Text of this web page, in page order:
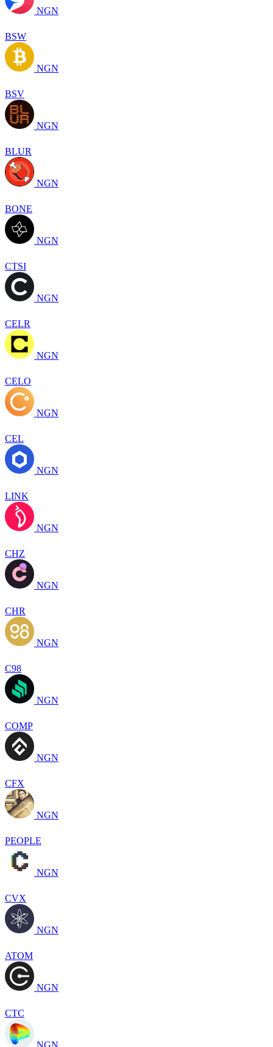
NGN
BSW
NGN
BSV
NGN
BLUR
NGN
BONE
NGN
CTSI
NGN
CELR
NGN
CELO
NGN
CEL
NGN
LINK
NGN
CHZ
NGN
CHR
NGN
C98
NGN
COMP
NGN
CFX
NGN
PEOPLE
NGN
CVX
NGN
ATOM
NGN
CTC
NGN